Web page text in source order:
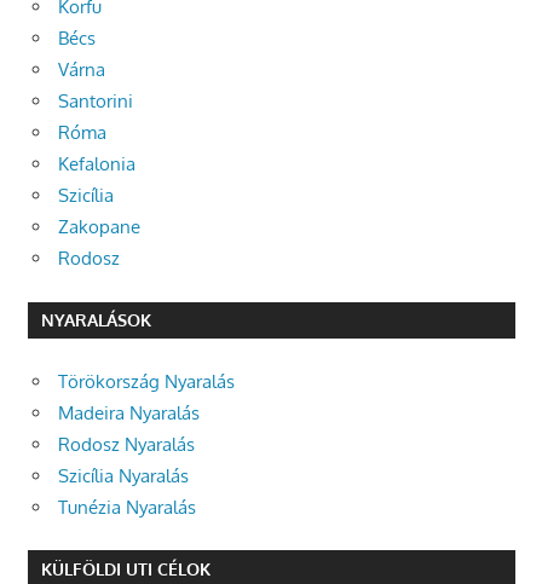
Korfu
Bécs
Várna
Santorini
Róma
Kefalonia
Szicília
Zakopane
Rodosz
NYARALÁSOK
Törökország Nyaralás
Madeira Nyaralás
Rodosz Nyaralás
Szicília Nyaralás
Tunézia Nyaralás
KÜLFÖLDI UTI CÉLOK